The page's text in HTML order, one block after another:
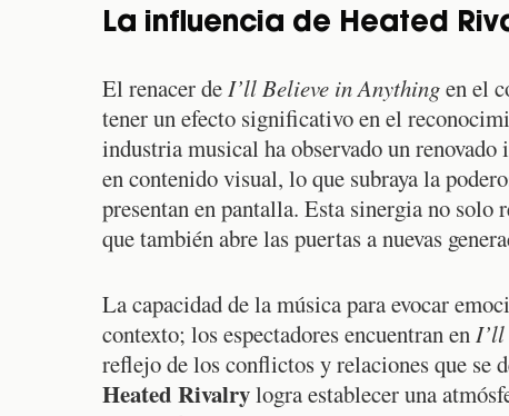
La influencia de Heated
El renacer deI’ll Believe in Anythingen el
tener un efecto significativo en el
industria musical ha observado un
en contenido visual, lo que subraya la
presentan en pantalla. Esta sinergia no solo
que también abre las puertas a nuevas
La capacidad de la música para evocar
contexto; los espectadores encuentran en
reflejo de los conflictos y relaciones que se
Heated Rivalrylogra establecer una